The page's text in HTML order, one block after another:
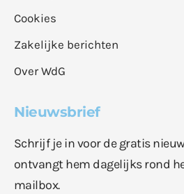
Cookies
Zakelijke berichten
Over WdG
Nieuwsbrief
Schrijf je in voor de gratis
ontvangt hem dagelijks rond
mailbox.